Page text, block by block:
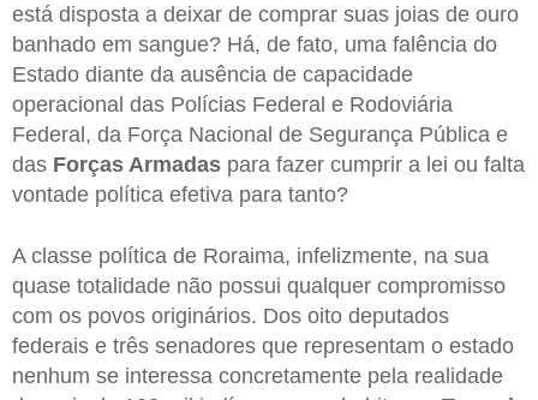
está disposta a deixar de comprar suas joias de ouro
banhado em sangue? Há, de fato, uma falência do
Estado diante da ausência de capacidade
operacional das Polícias Federal e Rodoviária
Federal, da Força Nacional de Segurança Pública e
das Forças Armadas para fazer cumprir a lei ou falta
vontade política efetiva para tanto?
A classe política de Roraima, infelizmente, na sua
quase totalidade não possui qualquer compromisso
com os povos originários. Dos oito deputados
federais e três senadores que representam o estado
nenhum se interessa concretamente pela realidade